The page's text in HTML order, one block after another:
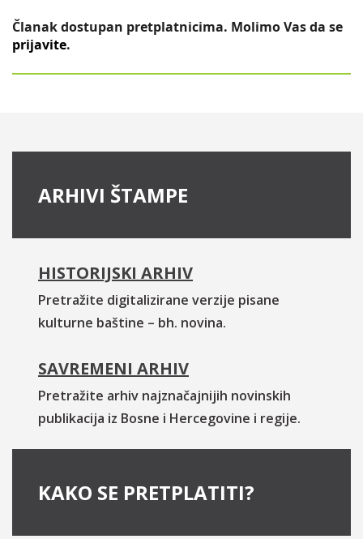
Članak dostupan pretplatnicima. Molimo Vas da se
prijavite.
ARHIVI ŠTAMPE
HISTORIJSKI ARHIV
Pretražite digitalizirane verzije pisane
kulturne baštine – bh. novina.
SAVREMENI ARHIV
Pretražite arhiv najznačajnijih novinskih
publikacija iz Bosne i Hercegovine i regije.
KAKO SE PRETPLATITI?